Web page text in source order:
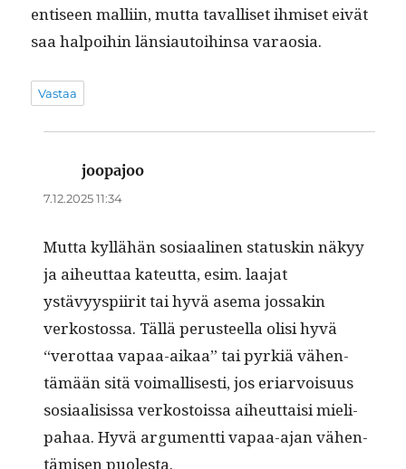
entiseen malli­in, mut­ta taval­liset ihmiset eivät
saa halpoi­hin län­si­au­toi­hin­sa varaosia.
Vastaa
joopajoo
7.12.2025 11:34
Mut­ta kyl­lähän sosi­aa­li­nen sta­tuskin näkyy
ja aiheut­taa kateut­ta, esim. laa­jat
ystävyyspi­ir­it tai hyvä ase­ma jos­sakin
verkos­tossa. Täl­lä perus­teel­la olisi hyvä
“verot­taa vapaa-aikaa” tai pyrk­iä vähen­
tämään sitä voimallis­es­ti, jos eri­ar­voisu­us
sosi­aal­i­sis­sa verkos­tois­sa aiheut­taisi mieli­
pa­haa. Hyvä argu­ment­ti vapaa-ajan vähen­
tämisen puolesta.